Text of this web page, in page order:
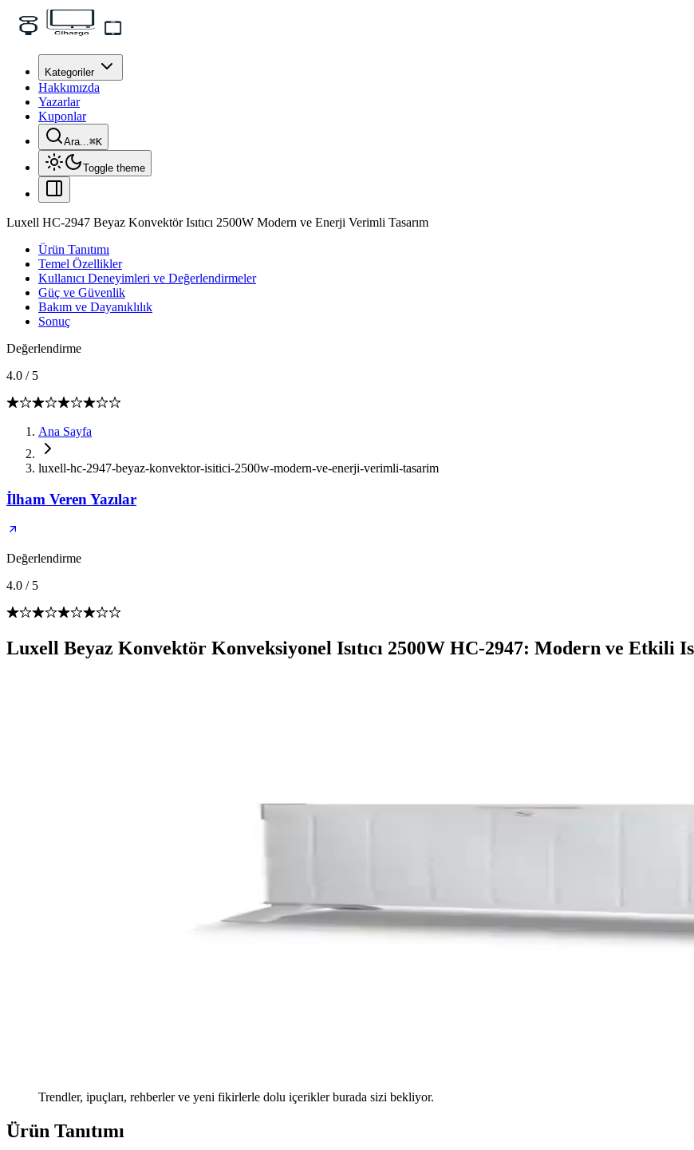
Kategoriler
Hakkımızda
Yazarlar
Kuponlar
Ara...⌘K
Toggle theme
Luxell HC-2947 Beyaz Konvektör Isıtıcı 2500W Modern ve Enerji Verimli Tasarım
Ürün Tanıtımı
Temel Özellikler
Kullanıcı Deneyimleri ve Değerlendirmeler
Güç ve Güvenlik
Bakım ve Dayanıklılık
Sonuç
Değerlendirme
4.0 / 5
Ana Sayfa
luxell-hc-2947-beyaz-konvektor-isitici-2500w-modern-ve-enerji-verimli-tasarim
İlham Veren Yazılar
Değerlendirme
4.0 / 5
Luxell Beyaz Konvektör Konveksiyonel Isıtıcı 2500W HC-2947: Modern ve Etkili
Trendler, ipuçları, rehberler ve yeni fikirlerle dolu içerikler burada sizi bekliyor.
Ürün Tanıtımı